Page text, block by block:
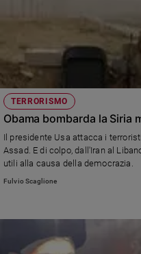
TERRORISMO
Obama bombarda la Siria
Il presidente Usa attacca i
Assad. E di colpo, dall'Iran al
utili alla causa della democrazia.
Fulvio Scaglione